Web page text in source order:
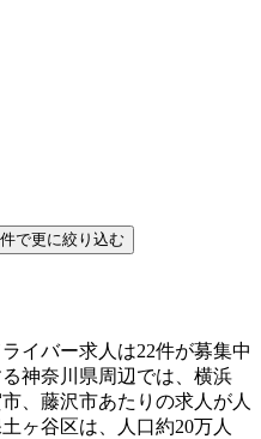
で更に絞り込む
イバー求人は22件が募集中
神奈川県周辺では、横浜
、藤沢市あたりの求人が人
ヶ谷区は、人口約20万人